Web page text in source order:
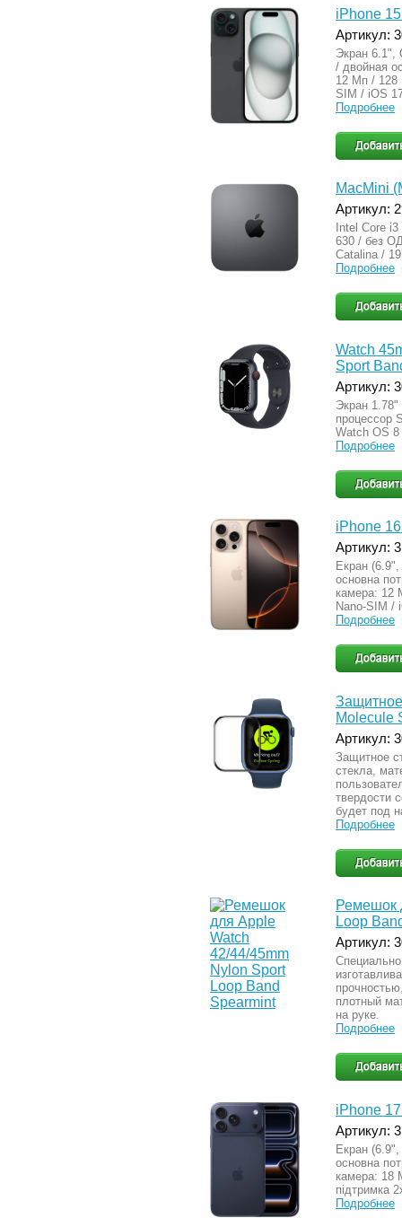
iPhone
Артикул:
Экран 6.1",
/ двойная
12 Мп / 128
SIM / iOS
Подробнее
MacMini
Артикул:
Intel Core
630 / без
Catalina /
Подробнее
Watch
Sport
Артикул:
Экран
процессор
Watch OS
Подробнее
iPhone
Артикул:
Екран
основна
камера: 12
Nano-SIM /
Подробнее
Molecule
Артикул:
Защитное
стекла,
твердости
будет под
Подробнее
Ремешок
Loop
Артикул:
плотный
на руке.
Подробнее
iPhone
Артикул:
Екран
основна
камера: 18
підтримка
Подробнее